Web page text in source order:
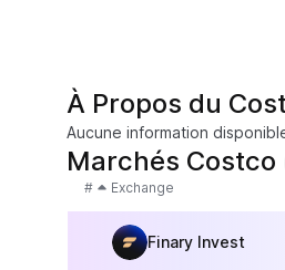
À Propos du
Aucune information
Marchés Costco
# Exchange
Finary Invest